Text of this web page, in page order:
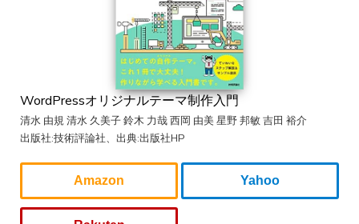
WordPressオリジナルテーマ制作入門
清水 由規 清水 久美子 鈴木 力哉 西岡 由美 星野 邦敏 吉田 裕介
出版社:技術評論社、出典:出版社HP
Amazon Yahoo